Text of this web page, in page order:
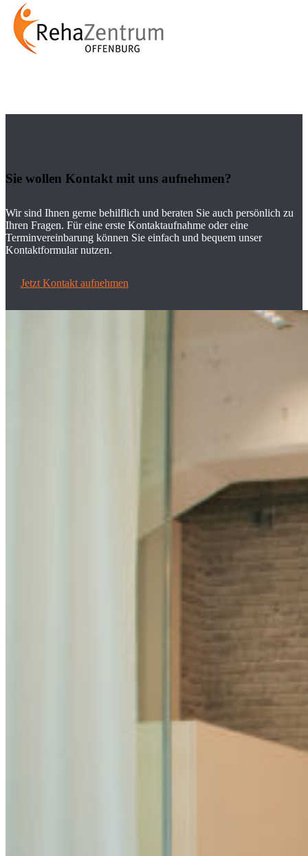
Sie wollen Kontakt mit uns aufnehmen?
Wir sind Ihnen gerne behilflich und beraten Sie auch persönlich zu
Ihren Fragen. Für eine erste Kontaktaufnahme oder eine
Terminvereinbarung können Sie einfach und bequem unser
Kontaktformular nutzen.
Jetzt Kontakt aufnehmen